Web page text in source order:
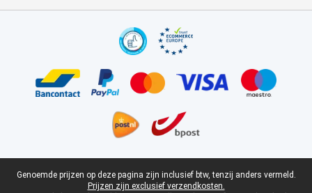
Juridische voettekst
Genoemde prijzen op deze pagina zijn inclusief btw, tenzij anders vermeld.
Prijzen zijn exclusief verzendkosten.